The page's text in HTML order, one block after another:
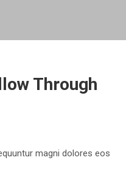
Through
magni dolores eos